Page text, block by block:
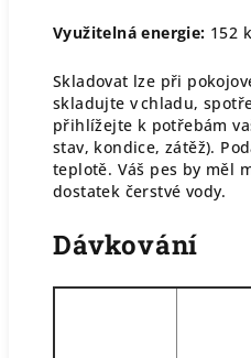
Využitelná energie: 152
Skladovat lze při
skladujte v chladu,
přihlížejte k potřebám
stav, kondice, zátěž).
teplotě. Váš pes by měl
dostatek čerstvé vody.
Dávkování